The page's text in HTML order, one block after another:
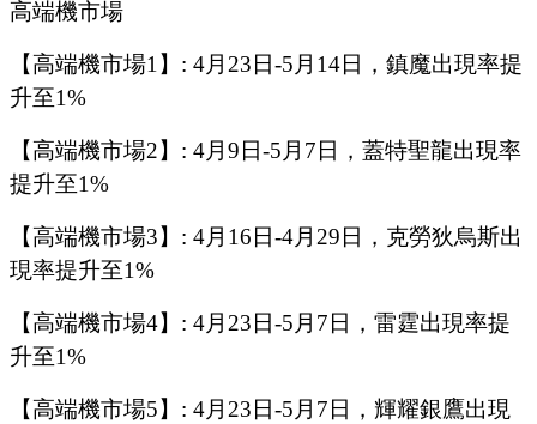
高端機市場
【高端機市場1】 : 4月 23 日-5月 14日，鎮魔出現率提
升至1%
【高端機市場2】 : 4月 9 日-5月 7 日， 蓋特聖龍出現率
提升至1%
【高端機市場3】 : 4月 16 日-4月 29 日 ， 克勞狄烏斯出
現率提升至1%
【高端機市場4】 : 4月 23 日-5月 7 日， 雷霆出現率提
升至1%
【高端機市場5】 : 4月 23 日-5月 7 日，輝耀銀鷹出現